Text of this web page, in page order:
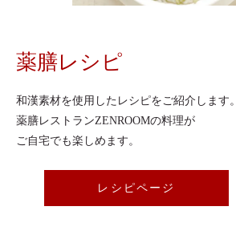
薬膳レシピ
和漢素材を使用したレシピをご紹介します。
薬膳レストランZENROOMの料理が
ご自宅でも楽しめます。
レシピページ